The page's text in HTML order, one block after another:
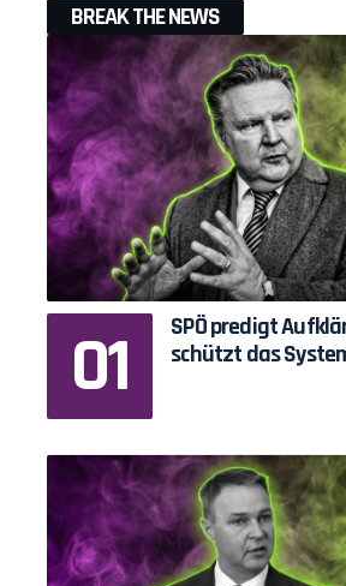
BREAK THE NEWS
SPÖ predigt
schützt das